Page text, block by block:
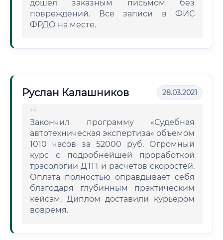
дошел заказным письмом без
повреждений. Все записи в ФИС
ФРДО на месте.
Руслан Калашников 28.03.2021
Закончил программу «Судебная
автотехническая экспертиза» объемом
1010 часов за 52000 руб. Огромный
курс с подробнейшей проработкой
трасологии ДТП и расчетов скоростей.
Оплата полностью оправдывает себя
благодаря глубинным практическим
кейсам. Диплом доставили курьером
вовремя.